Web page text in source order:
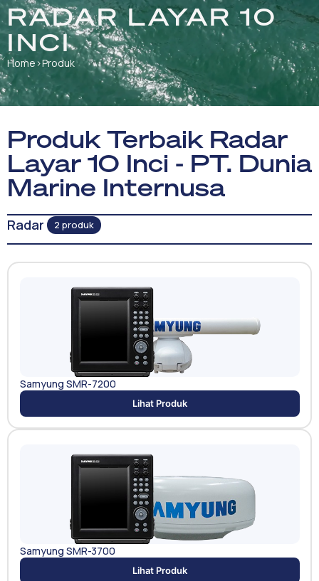
RADAR LAYAR 10
INCI
Home›Produk
Produk Terbaik Radar
Layar 10 Inci - PT. Dunia
Marine Internusa
Radar 2 produk
Samyung SMR-7200
Lihat Produk
Samyung SMR-3700
Lihat Produk